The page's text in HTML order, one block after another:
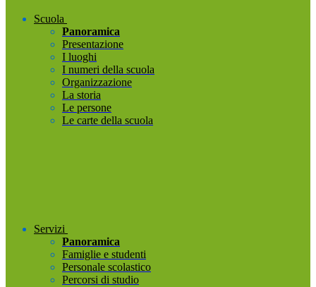
Scuola
Panoramica
Presentazione
I luoghi
I numeri della scuola
Organizzazione
La storia
Le persone
Le carte della scuola
Servizi
Panoramica
Famiglie e studenti
Personale scolastico
Percorsi di studio